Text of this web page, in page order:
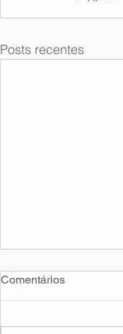
Posts recentes
Comentários